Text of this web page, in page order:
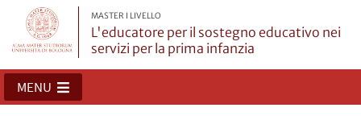
MASTER I LIVELLO
L'educatore per il sostegno educativo nei
servizi per la prima infanzia
MENU